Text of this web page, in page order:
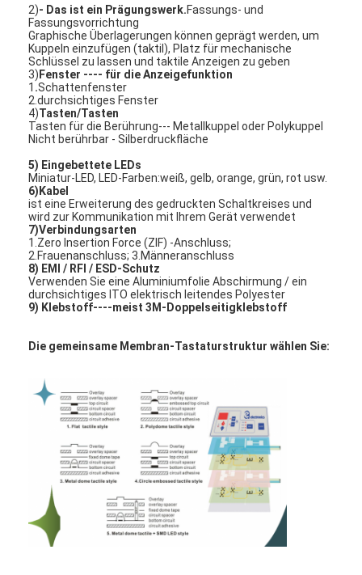
Zu Hause
Produkte
2)- Das ist ein Prägungswerk.Fassungs- und
Fassungsvorrichtung
Graphische Überlagerungen können geprägt werden, um
Kuppeln einzufügen (taktil), Platz für mechanische
Schlüssel zu lassen und taktile Anzeigen zu geben
3) Fenster ---- für die Anzeigefunktion
1 .Schattenfenster
2.durchsichtiges Fenster
4)Tasten/Tasten
Tasten für die Berührung--- Metallkuppel oder Polykuppel
Nicht berührbar - Silberdruckfläche
5) Eingebettete LEDs
Miniatur-LED, LED-Farben:weiß, gelb, orange, grün, rot usw.
6)Kabel
ist eine Erweiterung des gedruckten Schaltkreises und
wird zur Kommunikation mit Ihrem Gerät verwendet
7)Verbindungsarten
1.Zero Insertion Force (ZIF) -Anschluss;
2.Frauenanschluss; 3.Männeranschluss
8) EMI / RFI / ESD-Schutz
Verwenden Sie eine Aluminiumfolie Abschirmung / ein
durchsichtiges ITO elektrisch leitendes Polyester
9) Klebstoff----meist 3M-Doppelseitigklebstoff
Die gemeinsame Membran-Tastaturstruktur wählen Sie: